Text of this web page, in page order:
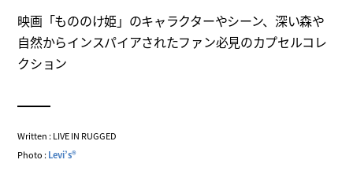
映画「もののけ姫」のキャラクターやシーン、深い森や
自然からインスパイアされたファン必見のカプセルコレ
クション
Written : LIVE IN RUGGED
Photo :Levi’s®